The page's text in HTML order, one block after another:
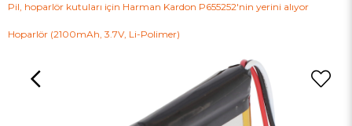
Pil, hoparlör kutuları için Harman Kardon P655252'nin yerini alıyor
Hoparlör (2100mAh, 3.7V, Li-Polimer)